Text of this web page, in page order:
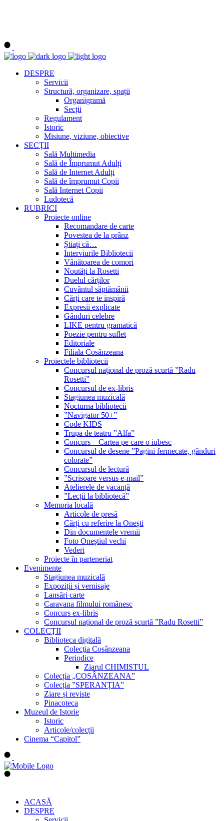
DESPRE
Servicii
Structură, organizare, spații
Organigramă
Secții
Regulament
Istoric
Misiune, viziune, obiective
SECȚII
Sală Multimedia
Sală de Împrumut Adulți
Sală de Internet Adulți
Sală de împrumut Copii
Sală Internet Copii
Ludotecă
RUBRICI
Proiecte online
Recomandare de carte
Povestea de la prânz
Știați că…
Interviurile Bibliotecii
Vânătoarea de comori
Noutăți la Rosetti
Duelul cărților
Cuvântul săptămânii
Cărți care te inspiră
Expresii explicate
Gânduri celebre
LIKE pentru gramatică
Poezie pentru suflet
Editoriale
Filiala Cosânzeana
Proiectele bibliotecii
Concursul național de proză scurtă ”Radu
Rosetti”
Concursul de ex-libris
Stagiunea muzicală
Nocturna bibliotecii
”Navigator 50+”
Code KIDS
Trupa de teatru ”Alfa”
Concurs – Cartea pe care o iubesc
Concursul de desene ”Pagini fermecate, gânduri
colorate”
Concursul de lectură
”Scrisoare versus e-mail”
Atelierele de vacanță
”Lecții la bibliotecă”
Memoria locală
Articole de presă
Cărți cu referire la Onești
Din documentele vremii
Foto Oneștiul vechi
Vederi
Proiecte în parteneriat
Evenimente
Stagiunea muzicală
Expoziții și vernisaje
Lansări carte
Caravana filmului românesc
Concurs ex-libris
Concursul național de proză scurtă ”Radu Rosetti”
COLECŢII
Biblioteca digitală
Colecţia Cosânzeana
Periodice
Ziarul CHIMISTUL
Colecția „COSÂNZEANA”
Colecția ”SPERANȚIA”
Ziare și reviste
Pinacoteca
Muzeul de Istorie
Istoric
Articole/colecții
Cinema “Capitol”
ACASĂ
DESPRE